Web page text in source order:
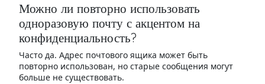
Можно ли повторно использовать
одноразовую почту с акцентом на
конфиденциальность?
Часто да. Адрес почтового ящика может быть
повторно использован, но старые сообщения могут
больше не существовать.